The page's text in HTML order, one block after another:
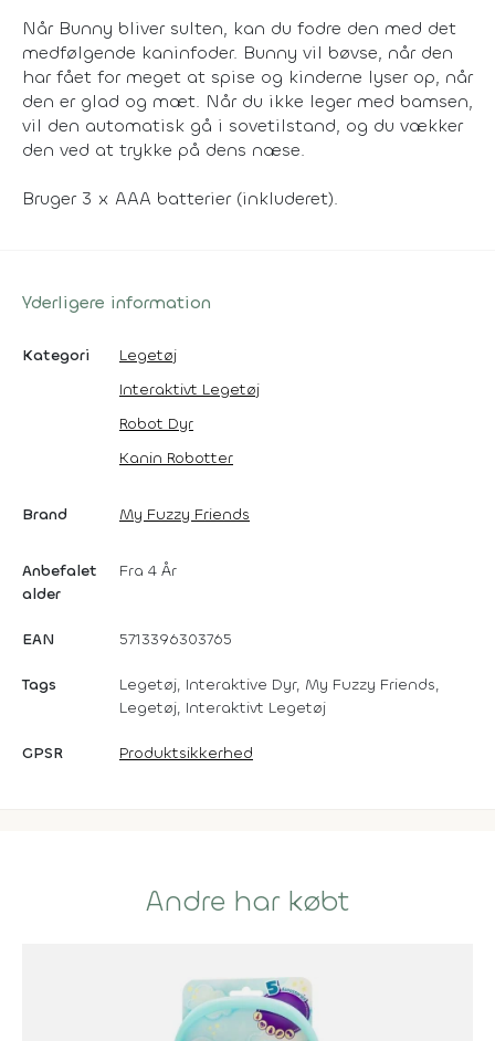
Når Bunny bliver sulten, kan du fodre den med det
medfølgende kaninfoder. Bunny vil bøvse, når den
har fået for meget at spise og kinderne lyser op, når
den er glad og mæt. Når du ikke leger med bamsen,
vil den automatisk gå i sovetilstand, og du vækker
den ved at trykke på dens næse.
Bruger 3 x AAA batterier (inkluderet).
Yderligere information
Kategori
Legetøj
Interaktivt Legetøj
Robot Dyr
Kanin Robotter
Brand My Fuzzy Friends
Anbefalet
alder
Fra 4 År
EAN 5713396303765
Tags
Legetøj, Interaktive Dyr, My Fuzzy Friends,
Legetøj, Interaktivt Legetøj
GPSR Produktsikkerhed
Andre har købt